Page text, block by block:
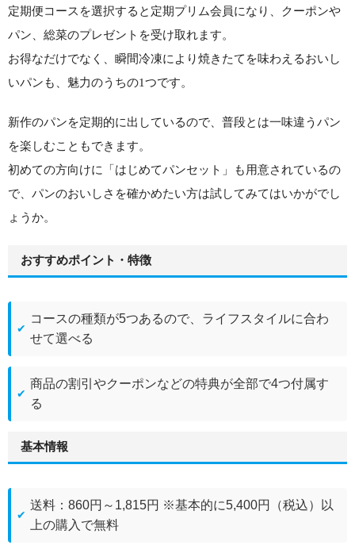
定期便コースを選択すると定期プリム会員になり、クーポンや
パン、総菜のプレゼントを受け取れます。
お得なだけでなく、瞬間冷凍により焼きたてを味わえるおいし
いパンも、魅力のうちの1つです。
新作のパンを定期的に出しているので、普段とは一味違うパン
を楽しむこともできます。
初めての方向けに「はじめてパンセット」も用意されているの
で、パンのおいしさを確かめたい方は試してみてはいかがでし
ょうか。
おすすめポイント・特徴
コースの種類が5つあるので、ライフスタイルに合わ
せて選べる
商品の割引やクーポンなどの特典が全部で4つ付属す
る
基本情報
送料：860円～1,815円 ※基本的に5,400円（税込）以
上の購入で無料